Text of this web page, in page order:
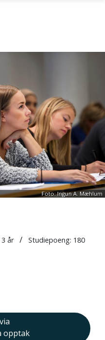
Foto: Ingun A. Mæhlum
3 år / Studiepoeng: 180
opptak